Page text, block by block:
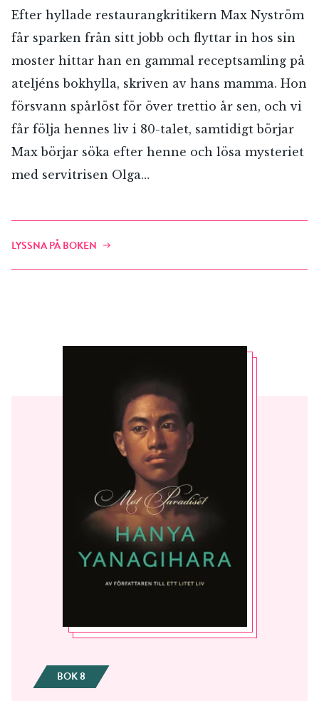
Efter hyllade restaurangkritikern Max Nyström
får sparken från sitt jobb och flyttar in hos sin
moster hittar han en gammal receptsamling på
ateljéns bokhylla, skriven av hans mamma. Hon
försvann spårlöst för över trettio år sen, och vi
får följa hennes liv i 80-talet, samtidigt börjar
Max börjar söka efter henne och lösa mysteriet
med servitrisen Olga…
LYSSNA PÅ BOKEN
BOK 8